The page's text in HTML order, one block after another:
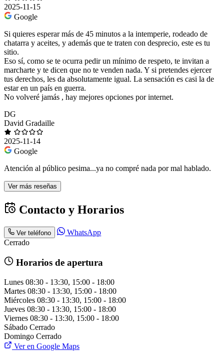
2025-11-15
Google
Si quieres esperar más de 45 minutos a la intemperie, rodeado de
chatarra y aceites, y además que te traten con desprecio, este es tu
sitio.
Eso sí, como se te ocurra pedir un mínimo de respeto, te invitan a
marcharte y te dicen que no te venden nada. Y si pretendes ejercer
tus derechos, les da absolutamente igual. La sensación es casi la de
estar en un país en guerra.
No volveré jamás , hay mejores opciones por internet.
DG
David Gradaille
2025-11-14
Google
Atención al público pesima...ya no compré nada por mal hablado.
Ver más reseñas
Contacto y Horarios
Ver teléfono
WhatsApp
Cerrado
Horarios de apertura
Lunes 08:30 - 13:30, 15:00 - 18:00
Martes 08:30 - 13:30, 15:00 - 18:00
Miércoles 08:30 - 13:30, 15:00 - 18:00
Jueves 08:30 - 13:30, 15:00 - 18:00
Viernes 08:30 - 13:30, 15:00 - 18:00
Sábado Cerrado
Domingo Cerrado
Ver en Google Maps